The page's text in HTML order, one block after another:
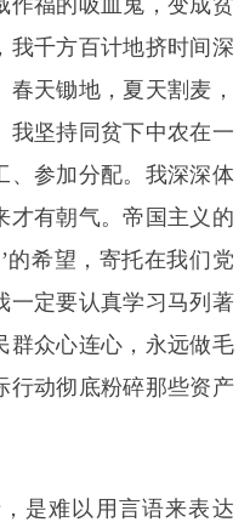
我千方百计地挤时间深
天锄地，夏天割麦，
我坚持同贫下中农在一
、参加分配。我深深体
才有朝气。帝国主义的
的希望，寄托在我们党
一定要认真学习马列著
群众心连心，永远做毛
行动彻底粉碎那些资产
是难以用言语来表达